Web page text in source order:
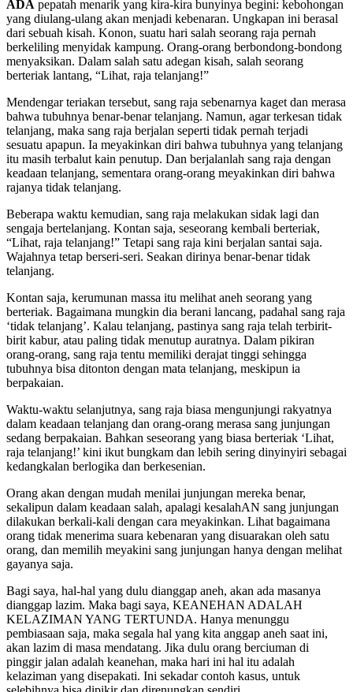
ADA pepatah menarik yang kira-kira bunyinya begini: kebohongan
yang diulang-ulang akan menjadi kebenaran. Ungkapan ini berasal
dari sebuah kisah. Konon, suatu hari salah seorang raja pernah
berkeliling menyidak kampung. Orang-orang berbondong-bondong
menyaksikan. Dalam salah satu adegan kisah, salah seorang
berteriak lantang, “Lihat, raja telanjang!”
Mendengar teriakan tersebut, sang raja sebenarnya kaget dan merasa
bahwa tubuhnya benar-benar telanjang. Namun, agar terkesan tidak
telanjang, maka sang raja berjalan seperti tidak pernah terjadi
sesuatu apapun. Ia meyakinkan diri bahwa tubuhnya yang telanjang
itu masih terbalut kain penutup. Dan berjalanlah sang raja dengan
keadaan telanjang, sementara orang-orang meyakinkan diri bahwa
rajanya tidak telanjang.
Beberapa waktu kemudian, sang raja melakukan sidak lagi dan
sengaja bertelanjang. Kontan saja, seseorang kembali berteriak,
“Lihat, raja telanjang!” Tetapi sang raja kini berjalan santai saja.
Wajahnya tetap berseri-seri. Seakan dirinya benar-benar tidak
telanjang.
Kontan saja, kerumunan massa itu melihat aneh seorang yang
berteriak. Bagaimana mungkin dia berani lancang, padahal sang raja
‘tidak telanjang’. Kalau telanjang, pastinya sang raja telah terbirit-
birit kabur, atau paling tidak menutup auratnya. Dalam pikiran
orang-orang, sang raja tentu memiliki derajat tinggi sehingga
tubuhnya bisa ditonton dengan mata telanjang, meskipun ia
berpakaian.
Waktu-waktu selanjutnya, sang raja biasa mengunjungi rakyatnya
dalam keadaan telanjang dan orang-orang merasa sang junjungan
sedang berpakaian. Bahkan seseorang yang biasa berteriak ‘Lihat,
raja telanjang!’ kini ikut bungkam dan lebih sering dinyinyiri sebagai
kedangkalan berlogika dan berkesenian.
Orang akan dengan mudah menilai junjungan mereka benar,
sekalipun dalam keadaan salah, apalagi kesalahAN sang junjungan
dilakukan berkali-kali dengan cara meyakinkan. Lihat bagaimana
orang tidak menerima suara kebenaran yang disuarakan oleh satu
orang, dan memilih meyakini sang junjungan hanya dengan melihat
gayanya saja.
Bagi saya, hal-hal yang dulu dianggap aneh, akan ada masanya
dianggap lazim. Maka bagi saya, KEANEHAN ADALAH
KELAZIMAN YANG TERTUNDA. Hanya menunggu
pembiasaan saja, maka segala hal yang kita anggap aneh saat ini,
akan lazim di masa mendatang. Jika dulu orang berciuman di
pinggir jalan adalah keanehan, maka hari ini hal itu adalah
kelaziman yang disepakati. Ini sekadar contoh kasus, untuk